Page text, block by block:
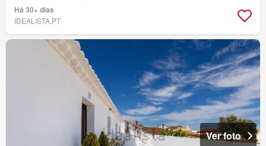
Há 30+ dias
IDEALISTA.PT
Ver foto